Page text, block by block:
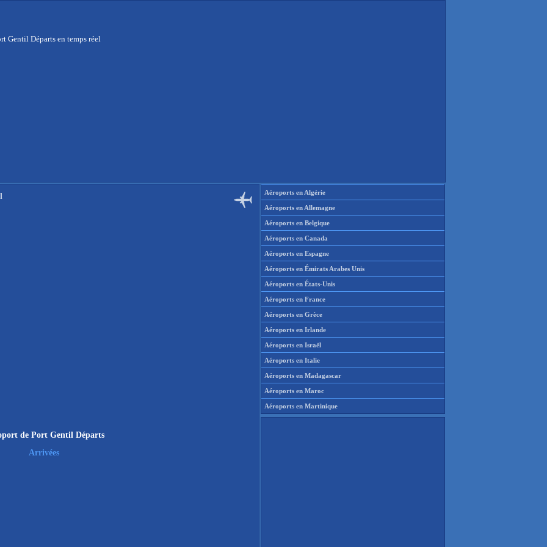
Gentil Départs en temps réel
de Port Gentil Départs
Arrivées
Aéroports en Algérie
Aéroports en Allemagne
Aéroports en Belgique
Aéroports en Canada
Aéroports en Espagne
Aéroports en Émirats Arabes Unis
Aéroports en États-Unis
Aéroports en France
Aéroports en Grèce
Aéroports en Irlande
Aéroports en Israël
Aéroports en Italie
Aéroports en Madagascar
Aéroports en Maroc
Aéroports en Martinique